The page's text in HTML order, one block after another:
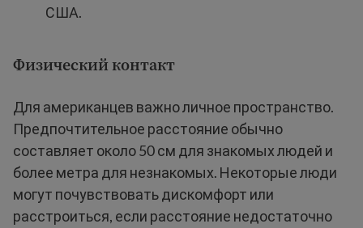
США.
Физический контакт
Для американцев важно личное пространство.
Предпочтительное расстояние обычно
составляет около 50 см для знакомых людей и
более метра для незнакомых. Некоторые люди
могут почувствовать дискомфорт или
расстроиться, если расстояние недостаточно